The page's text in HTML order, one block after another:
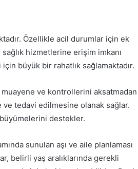
Özellikle acil durumlar için ek
sağlık hizmetlerine erişim imkanı
için büyük bir rahatlık sağlamaktadır.
muayene ve kontrollerini aksatmadan
ve tedavi edilmesine olanak sağlar.
destekler.
sunulan aşı ve aile planlaması
belirli yaş aralıklarında gerekli